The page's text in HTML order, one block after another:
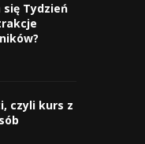
Tydzień
czyli kurs z